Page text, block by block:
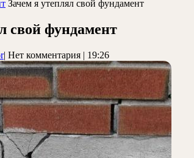
Зачем я утеплял свой фундамент
свой фундамент
Redactor
| Нет комментария | 19:26